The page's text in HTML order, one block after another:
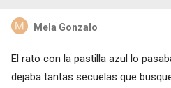
Mela Gonzalo
El rato con la pastilla azul lo
dejaba tantas secuelas que